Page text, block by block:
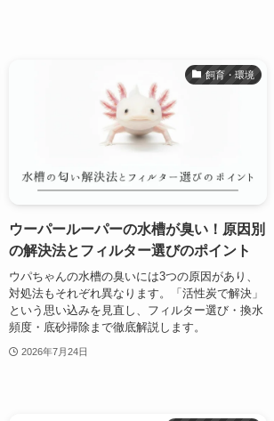
飼育・環境
ウーパールーパーの水槽が臭い！原因別
の解決法とフィルター選びのポイント
ウパちゃんの水槽の臭いには3つの原因があり、
対処法もそれぞれ異なります。「活性炭で解決」
という思い込みを見直し、フィルター選び・換水
頻度・底砂掃除まで徹底解説します。
2026年7月24日